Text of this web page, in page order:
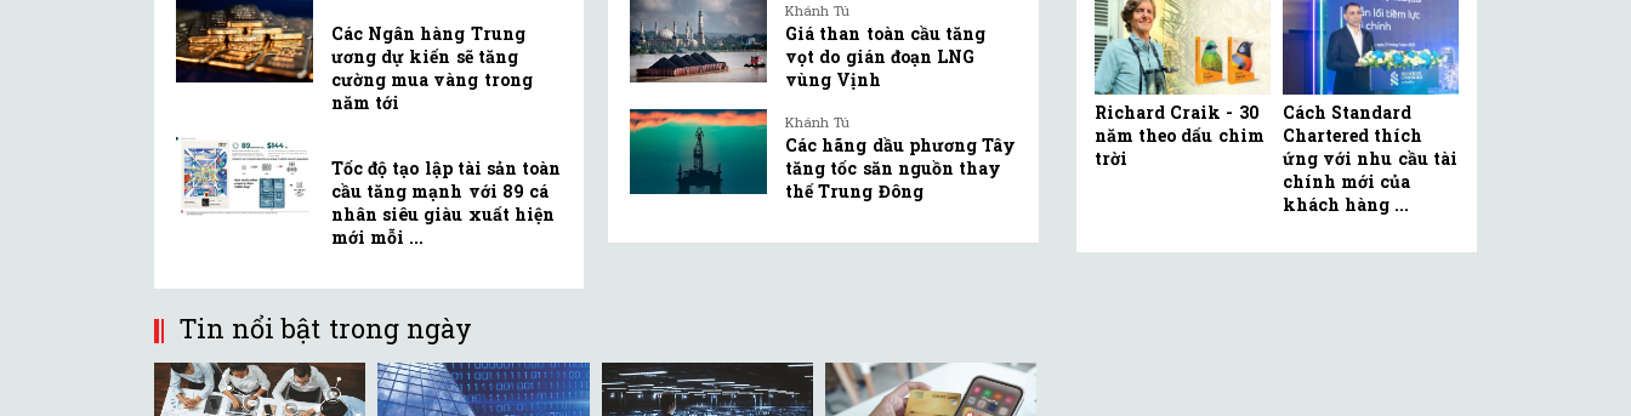
Các Ngân hàng Trung
ương dự kiến sẽ tăng
cường mua vàng trong
năm tới
Tốc độ tạo lập tài sản toàn
cầu tăng mạnh với 89 cá
nhân siêu giàu xuất hiện
mới mỗi ...
Khánh Tú
Giá than toàn cầu tăng
vọt do gián đoạn LNG
vùng Vịnh
Khánh Tú
Các hãng dầu phương Tây
tăng tốc săn nguồn thay
thế Trung Đông
Tin nổi bật trong ngày
Richard Craik - 30
năm theo dấu chim
trời
Cách Standard
Chartered thích
ứng với nhu cầu tài
chính mới của
khách hàng ...